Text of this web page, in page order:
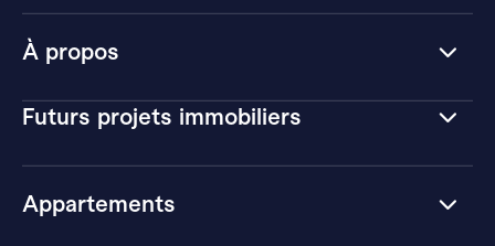
À propos
Futurs projets immobiliers
Appartements